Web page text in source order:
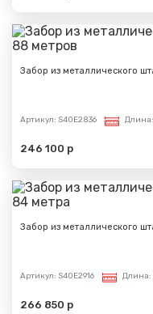
Забор из металлического
Артикул: S40E2836 Длина:
246 100 р
Забор из металлического
Артикул: S40E2916 Длина:
266 850 р